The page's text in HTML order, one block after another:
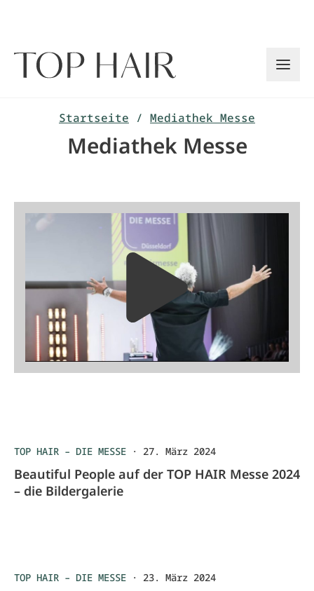
Startseite / Mediathek Messe
Mediathek Messe
TOP HAIR – DIE MESSE · 27. März 2024
Beautiful People auf der TOP HAIR Messe 2024
– die Bildergalerie
TOP HAIR – DIE MESSE · 23. März 2024